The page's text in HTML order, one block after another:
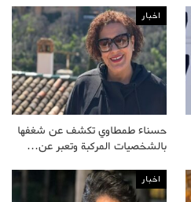
اخبار
حسناء طمطاوي تكشف عن شغفها
بالشخصيات المركبة وتعبر عن…
اخبار